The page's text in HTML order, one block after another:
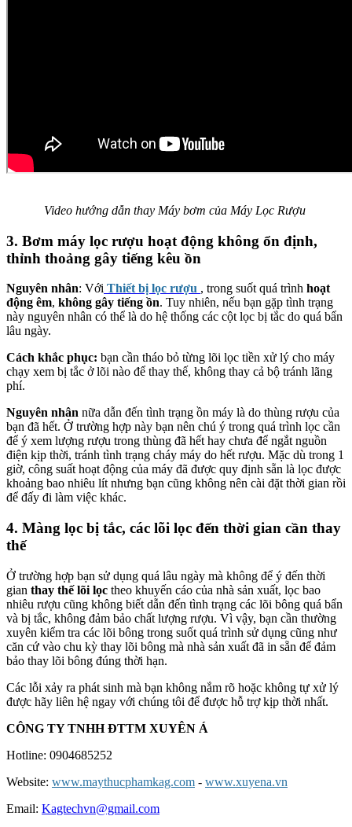
Video hướng dẫn thay Máy bơm của Máy Lọc Rượu
3. Bơm máy lọc rượu hoạt động không ổn định,
thỉnh thoảng gây tiếng kêu ồn
Nguyên nhân: Với Thiết bị lọc rượu , trong suốt quá trình hoạt
động êm, không gây tiếng ồn. Tuy nhiên, nếu bạn gặp tình trạng
này nguyên nhân có thể là do hệ thống các cột lọc bị tắc do quá bẩn
lâu ngày.
Cách khắc phục: bạn cần tháo bỏ từng lõi lọc tiền xử lý cho máy
chạy xem bị tắc ở lõi nào để thay thế, không thay cả bộ tránh lãng
phí.
Nguyên nhân nữa dẫn đến tình trạng ồn máy là do thùng rượu của
bạn đã hết. Ở trường hợp này bạn nên chú ý trong quá trình lọc cần
để ý xem lượng rượu trong thùng đã hết hay chưa để ngắt nguồn
điện kịp thời, tránh tình trạng cháy máy do hết rượu. Mặc dù trong 1
giờ, công suất hoạt động của máy đã được quy định sẵn là lọc được
khoảng bao nhiêu lít nhưng bạn cũng không nên cài đặt thời gian rồi
để đấy đi làm việc khác.
4. Màng lọc bị tắc, các lõi lọc đến thời gian cần thay
thế
Ở trường hợp bạn sử dụng quá lâu ngày mà không để ý đến thời
gian thay thế lõi lọc theo khuyến cáo của nhà sản xuất, lọc bao
nhiêu rượu cũng không biết dẫn đến tình trạng các lõi bông quá bẩn
và bị tắc, không đảm bảo chất lượng rượu. Vì vậy, bạn cần thường
xuyên kiểm tra các lõi bông trong suốt quá trình sử dụng cũng như
căn cứ vào chu kỳ thay lõi bông mà nhà sản xuất đã in sẵn để đảm
bảo thay lõi bông đúng thời hạn.
Các lỗi xảy ra phát sinh mà bạn không nắm rõ hoặc không tự xử lý
được hãy liên hệ ngay với chúng tôi để được hỗ trợ kịp thời nhất.
CÔNG TY TNHH ĐTTM XUYÊN Á
Hotline: 0904685252
Website: www.maythucphamkag.com - www.xuyena.vn
Email: Kagtechvn@gmail.com